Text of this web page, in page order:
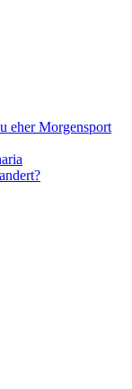
eher Morgensport